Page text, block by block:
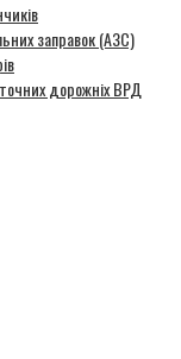
заправок (АЗС)
дорожніх ВРД